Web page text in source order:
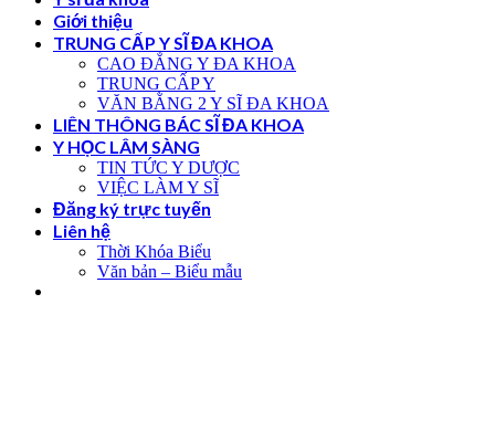
Giới thiệu
TRUNG CẤP Y SĨ ĐA KHOA
CAO ĐẲNG Y ĐA KHOA
TRUNG CẤP Y
VĂN BẰNG 2 Y SĨ ĐA KHOA
LIÊN THÔNG BÁC SĨ ĐA KHOA
Y HỌC LÂM SÀNG
TIN TỨC Y DƯỢC
VIỆC LÀM Y SĨ
Đăng ký trực tuyến
Liên hệ
Thời Khóa Biểu
Văn bản – Biểu mẫu